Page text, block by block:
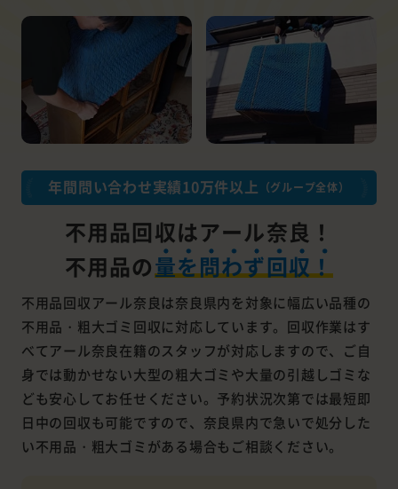
年間問い合わせ実績10万件以上 （グループ全体）
不用品回収はアール奈良！
不用品の量を問わず回収！
不用品回収アール奈良は奈良県内を対象に幅広い品種の
不用品・粗大ゴミ回収に対応しています。回収作業はす
べてアール奈良在籍のスタッフが対応しますので、ご自
身では動かせない大型の粗大ゴミや大量の引越しゴミな
ども安心してお任せください。予約状況次第では最短即
日中の回収も可能ですので、奈良県内で急いで処分した
い不用品・粗大ゴミがある場合もご相談ください。